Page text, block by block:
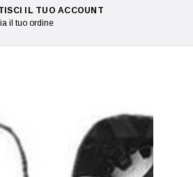
IL TUO ACCOUNT
il tuo ordine